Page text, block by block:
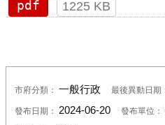
pdf
1225 KB
市府分類： 一般行政 最後異動日期
發布日期： 2024-06-20 發布單位：